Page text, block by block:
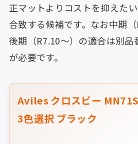
正マットよりコストを抑えた
合致する候補です。なお中期
後期（R7.10〜）の適合は別品
が必要です。
Aviles クロスビー
3色選択 ブラック